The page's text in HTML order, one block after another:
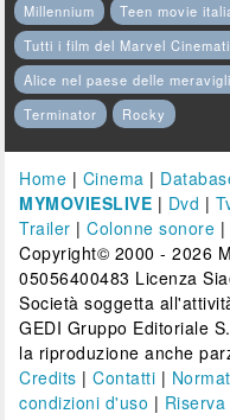
Millennium
Teen movie
Tutti i film del Marvel
Alice nel paese delle
Terminator
Rocky
Home | Cinema |
MYMOVIESLIVE | Dvd |
Trailer |Colonne sonore |
Copyright© 2000 - 2026
05056400483 Licenza
Società soggetta
GEDI Gruppo Editoriale
la riproduzione anche
Credits |Contatti |
condizioni d'uso | Riserva